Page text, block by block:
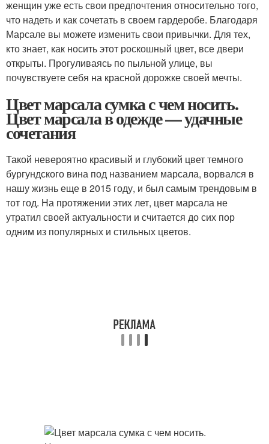
женщин уже есть свои предпочтения относительно того,
что надеть и как сочетать в своем гардеробе. Благодаря
Марсале вы можете изменить свои привычки. Для тех,
кто знает, как носить этот роскошный цвет, все двери
открыты. Прогуливаясь по пыльной улице, вы
почувствуете себя на красной дорожке своей мечты.
Цвет марсала сумка с чем носить.
Цвет марсала в одежде — удачные
сочетания
Такой невероятно красивый и глубокий цвет темного
бургундского вина под названием марсала, ворвался в
нашу жизнь еще в 2015 году, и был самым трендовым в
тот год. На протяжении этих лет, цвет марсала не
утратил своей актуальности и считается до сих пор
одним из популярных и стильных цветов.